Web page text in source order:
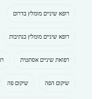
רופא שיניים מומלץ בדרום
רופא שיניים מומלץ בנתיבות
רפואת שיניים אסתטית
שיקום הפה שיקום פה